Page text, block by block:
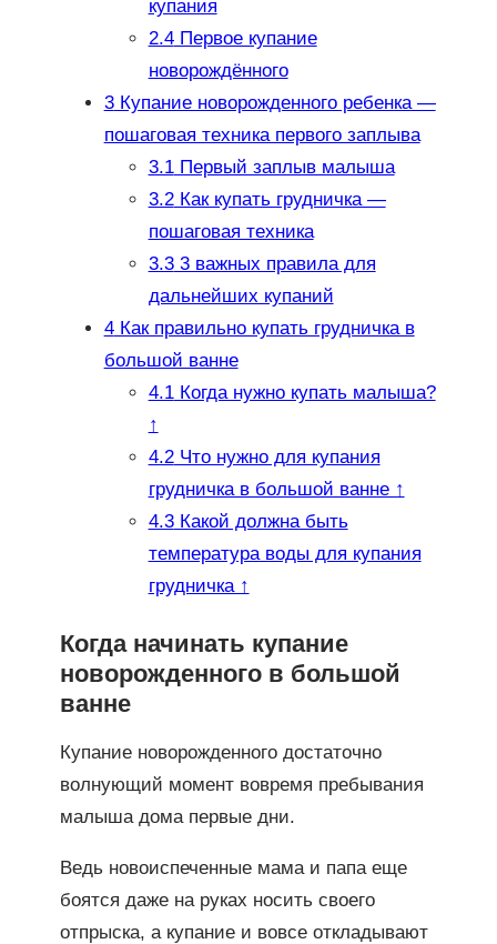
купания
2.4Первое купание
новорождённого
3Купание новорожденного ребенка —
пошаговая техника первого заплыва
3.1Первый заплыв малыша
3.2Как купать грудничка —
пошаговая техника
3.33 важных правила для
дальнейших купаний
4Как правильно купать грудничка в
большой ванне
4.1Когда нужно купать малыша?
↑
4.2Что нужно для купания
грудничка в большой ванне ↑
4.3Какой должна быть
температура воды для купания
грудничка ↑
Когда начинать купание
новорожденного в большой
ванне
Купание новорожденного достаточно
волнующий момент вовремя пребывания
малыша дома первые дни.
Ведь новоиспеченные мама и папа еще
боятся даже на руках носить своего
отпрыска, а купание и вовсе откладывают